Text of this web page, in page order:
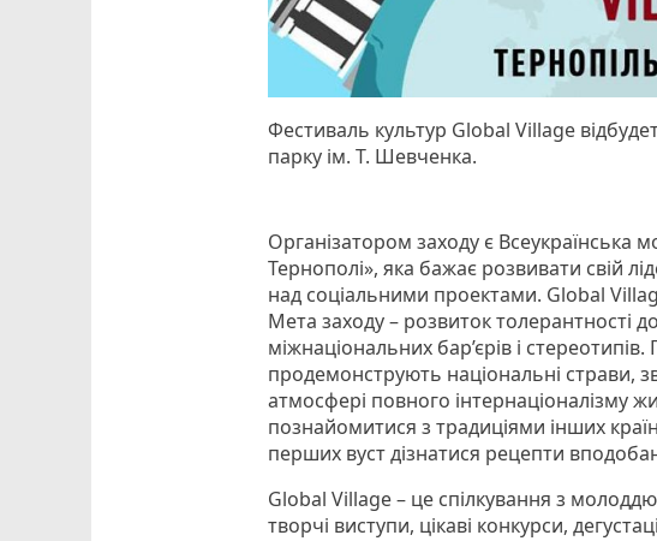
Фестиваль культур Global Village
парку ім. Т. Шевченка.
Організатором заходу є Всеукраїнська
Тернополі», яка бажає розвивати свій
над соціальними проектами. Global
Мета заходу – розвиток толерантності
міжнаціональних бар’єрів і
продемонструють національні страви,
атмосфері повного інтернаціоналізму
познайомитися з традиціями інших
перших вуст дізнатися рецепти
Global Village – це спілкування з молоддю
творчі виступи, цікаві конкурси,